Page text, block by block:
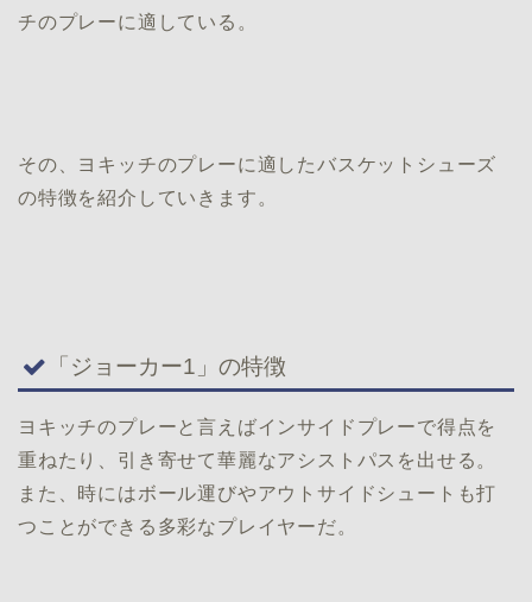
チのプレーに適している。
その、ヨキッチのプレーに適したバスケットシューズ
の特徴を紹介していきます。
「ジョーカー1」の特徴
ヨキッチのプレーと言えばインサイドプレーで得点を
重ねたり、引き寄せて華麗なアシストパスを出せる。
また、時にはボール運びやアウトサイドシュートも打
つことができる多彩なプレイヤーだ。